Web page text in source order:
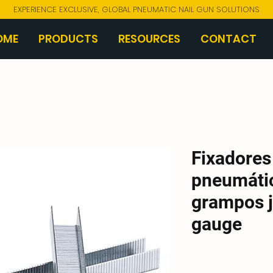
EXPERIENCE EXCLUSIVE, GLOBAL PNEUMATIC NAIL GUN SOLUTIONS
PRODUCTS RESOURCES CONTACT
grampos
gauge